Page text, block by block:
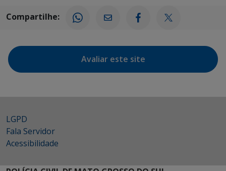
Compartilhe:
Avaliar este site
LGPD
Fala Servidor
Acessibilidade